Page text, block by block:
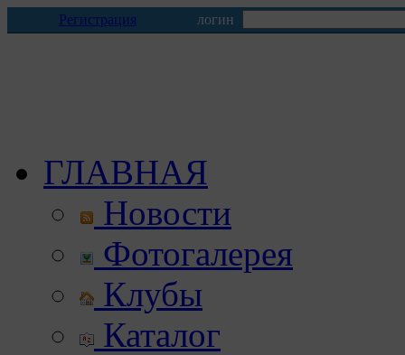
Регистрация логин
ГЛАВНАЯ
Новости
Фотогалерея
Клубы
Каталог